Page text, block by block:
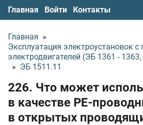
Главная Войти Контакты
Главная »
Эксплуатация электроустановок
электродвигателей (ЭБ 1361 -
» ЭБ 1511.11
226. Что может
в качестве РЕ-
в открытых